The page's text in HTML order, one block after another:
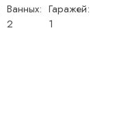
Ванных:
2
Гаражей:
1